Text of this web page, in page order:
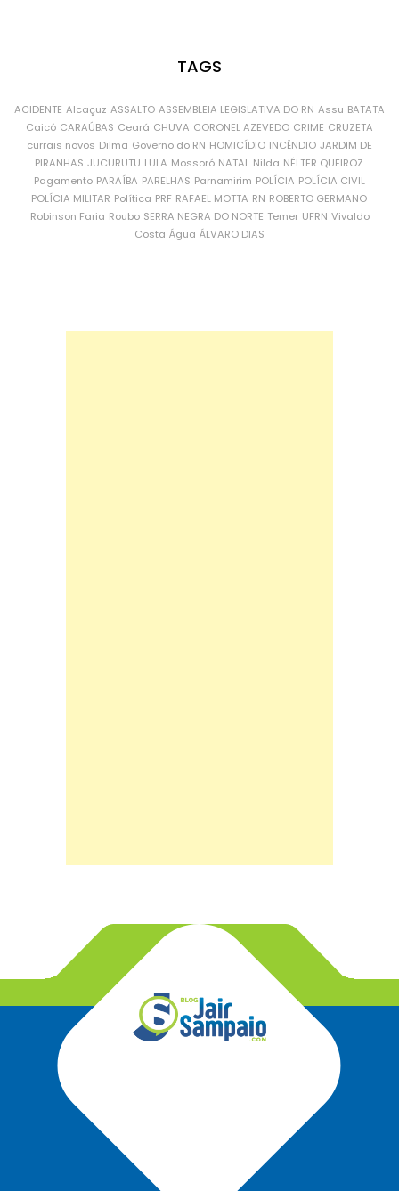
TAGS
ACIDENTE Alcaçuz ASSALTO ASSEMBLEIA LEGISLATIVA DO RN Assu BATATA
Caicó CARAÚBAS Ceará CHUVA CORONEL AZEVEDO CRIME CRUZETA
currais novos Dilma Governo do RN HOMICÍDIO INCÊNDIO JARDIM DE
PIRANHAS JUCURUTU LULA Mossoró NATAL Nilda NÉLTER QUEIROZ
Pagamento PARAÍBA PARELHAS Parnamirim POLÍCIA POLÍCIA CIVIL
POLÍCIA MILITAR Política PRF RAFAEL MOTTA RN ROBERTO GERMANO
Robinson Faria Roubo SERRA NEGRA DO NORTE Temer UFRN Vivaldo
Costa Água ÁLVARO DIAS